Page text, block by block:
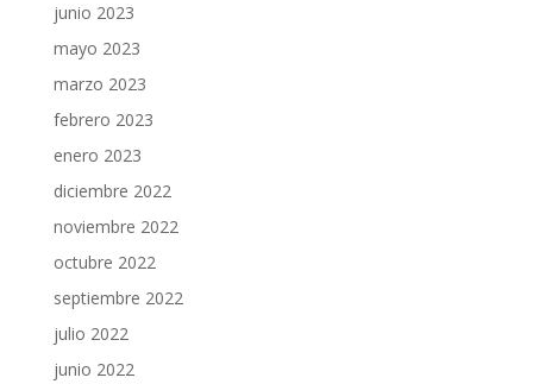
junio 2023
mayo 2023
marzo 2023
febrero 2023
enero 2023
diciembre 2022
noviembre 2022
octubre 2022
septiembre 2022
julio 2022
junio 2022